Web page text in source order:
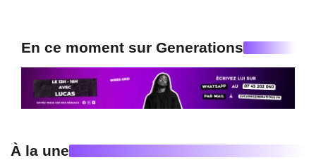
En ce moment sur Generations
À la une